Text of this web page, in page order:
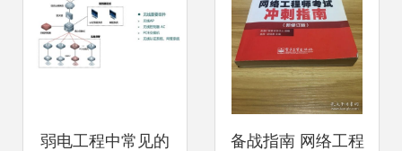
专业深度解读
弱电工程中常见的 备战指南 网络工程